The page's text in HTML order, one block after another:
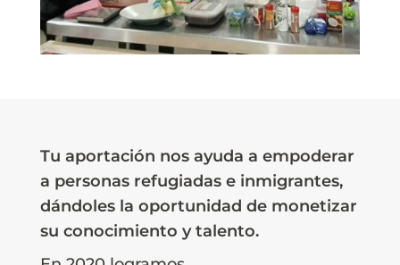
Tu aportación nos ayuda a empoderar
a personas refugiadas e inmigrantes,
dándoles la oportunidad de monetizar
su conocimiento y talento.